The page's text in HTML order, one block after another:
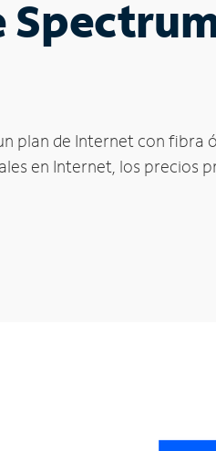
plan de Internet con
en Internet, los precios